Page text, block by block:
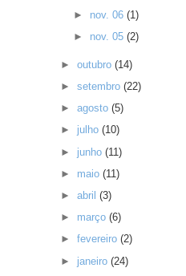
► nov. 06 (1)
► nov. 05 (2)
►outubro(14)
►setembro(22)
►agosto(5)
► julho(10)
► junho(11)
► maio(11)
►abril(3)
► março(6)
►fevereiro(2)
► janeiro(24)